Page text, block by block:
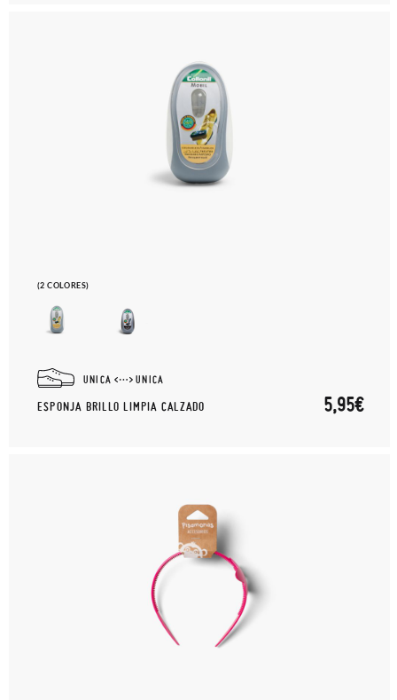
(2 COLORES)
UNICA UNICA
ESPONJA BRILLO LIMPIA CALZADO 5,95€